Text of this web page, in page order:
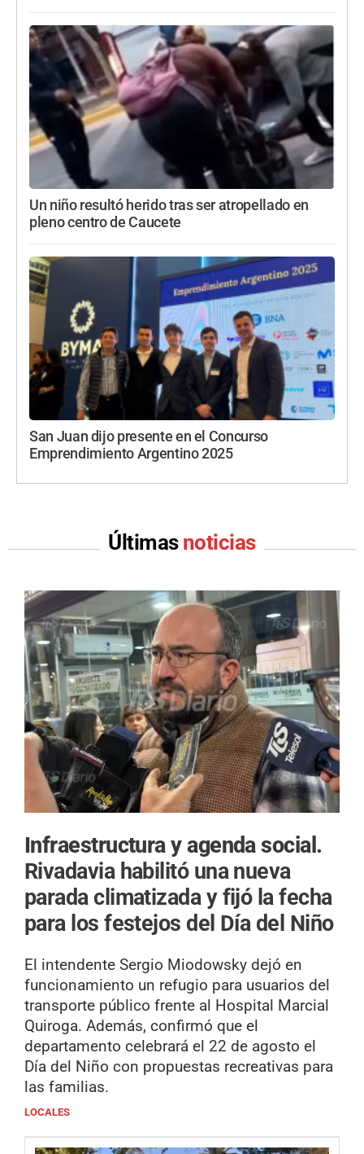
Un niño resultó herido tras ser atropellado en
pleno centro de Caucete
San Juan dijo presente en el Concurso
Emprendimiento Argentino 2025
Últimas noticias
Infraestructura y agenda social.
Rivadavia habilitó una nueva
parada climatizada y fijó la fecha
para los festejos del Día del Niño
El intendente Sergio Miodowsky dejó en
funcionamiento un refugio para usuarios del
transporte público frente al Hospital Marcial
Quiroga. Además, confirmó que el
departamento celebrará el 22 de agosto el
Día del Niño con propuestas recreativas para
las familias.
LOCALES